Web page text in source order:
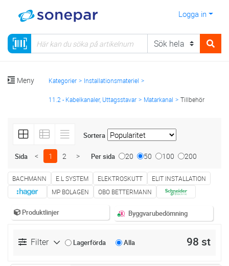
Logga in
Meny Kategorier Installationsmateriel
11.2 - Kabelkanaler, Uttagsstavar Matarkanal Tillbehör
Sortera
Sida < 1 2 > Per sida 20 50 100 200
BACHMANN E.L SYSTEM ELEKTROSKUTT
ELIT INSTALLATION
MP BOLAGEN
OBO BETTERMANN
Produktlinjer Byggvarubedömning
Filter Lagerförda Alla 98 st